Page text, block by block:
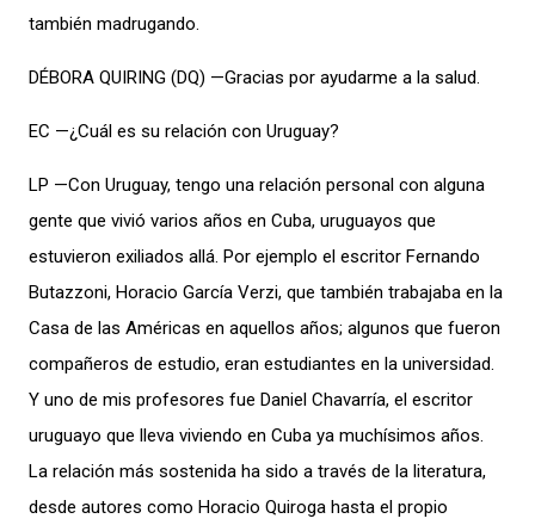
también madrugando.
DÉBORA QUIRING (DQ) —Gracias por ayudarme a la salud.
EC —¿Cuál es su relación con Uruguay?
LP —Con Uruguay, tengo una relación personal con alguna
gente que vivió varios años en Cuba, uruguayos que
estuvieron exiliados allá. Por ejemplo el escritor Fernando
Butazzoni, Horacio García Verzi, que también trabajaba en la
Casa de las Américas en aquellos años; algunos que fueron
compañeros de estudio, eran estudiantes en la universidad.
Y uno de mis profesores fue Daniel Chavarría, el escritor
uruguayo que lleva viviendo en Cuba ya muchísimos años.
La relación más sostenida ha sido a través de la literatura,
desde autores como Horacio Quiroga hasta el propio